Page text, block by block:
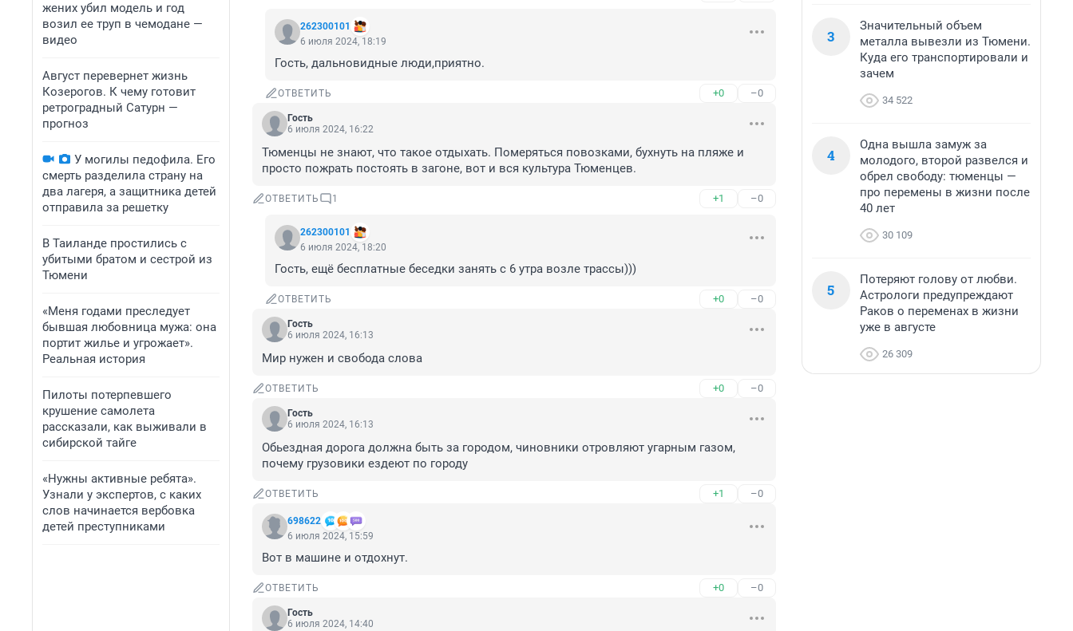
жених убил модель и год
возил ее труп в чемодане —
видео
Август перевернет жизнь
Козерогов. К чему готовит
ретроградный Сатурн —
прогноз
У могилы педофила. Его
смерть разделила страну на
два лагеря, а защитника детей
отправила за решетку
В Таиланде простились с
убитыми братом и сестрой из
Тюмени
«Меня годами преследует
бывшая любовница мужа: она
портит жилье и угрожает».
Реальная история
Пилоты потерпевшего
крушение самолета
рассказали, как выживали в
сибирской тайге
«Нужны активные ребята».
Узнали у экспертов, с каких
слов начинается вербовка
детей преступниками
262300101
6 июля 2024, 18:19
Гость, дальновидные люди,приятно.
ОТВЕТИТЬ +0 –0
Гость
6 июля 2024, 16:22
Тюменцы не знают, что такое отдыхать. Померяться повозками, бухнуть на пляже и
просто пожрать постоять в загоне, вот и вся культура Тюменцев.
ОТВЕТИТЬ 1 +1 –0
262300101
6 июля 2024, 18:20
Гость, ещё бесплатные беседки занять с 6 утра возле трассы)))
ОТВЕТИТЬ +0 –0
Гость
6 июля 2024, 16:13
Мир нужен и свобода слова
ОТВЕТИТЬ +0 –0
Гость
6 июля 2024, 16:13
Обьездная дорога должна быть за городом, чиновники отровляют угарным газом,
почему грузовики ездеют по городу
ОТВЕТИТЬ +1 –0
698622
6 июля 2024, 15:59
Вот в машине и отдохнут.
ОТВЕТИТЬ +0 –0
Гость
6 июля 2024, 14:40
3
Значительный объем
металла вывезли из Тюмени.
Куда его транспортировали и
зачем
34 522
4
Одна вышла замуж за
молодого, второй развелся и
обрел свободу: тюменцы —
про перемены в жизни после
40 лет
30 109
5
Потеряют голову от любви.
Астрологи предупреждают
Раков о переменах в жизни
уже в августе
26 309